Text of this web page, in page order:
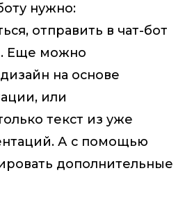
нужно:
отправить в чат-бот
Еще можно
на основе
или
текст из уже
А с помощью
дополнительные